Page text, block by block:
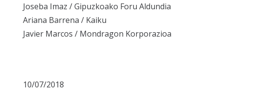
Joseba Imaz / Gipuzkoako Foru Aldundia
Ariana Barrena / Kaiku
Javier Marcos / Mondragon Korporazioa
10/07/2018